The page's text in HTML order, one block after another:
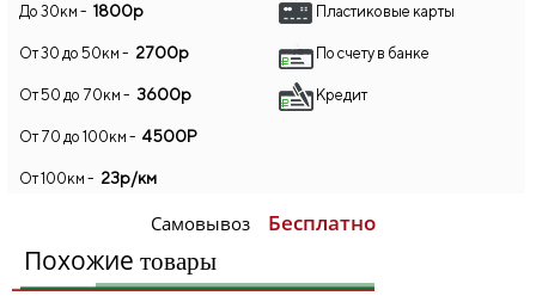
До 30км - 1800р
От 30 до 50км - 2700р
От 50 до 70км - 3600р
От 70 до 100км - 4500Р
От 100км - 23р/км
Самовывоз Бесплатно
Пластиковые карты
По счету в банке
Кредит
Похожие товары